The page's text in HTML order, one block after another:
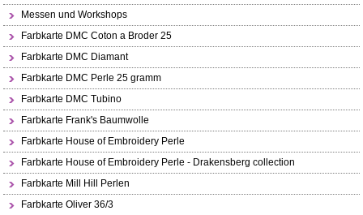
Messen und Workshops
Farbkarte DMC Coton a Broder 25
Farbkarte DMC Diamant
Farbkarte DMC Perle 25 gramm
Farbkarte DMC Tubino
Farbkarte Frank's Baumwolle
Farbkarte House of Embroidery Perle
Farbkarte House of Embroidery Perle - Drakensberg collection
Farbkarte Mill Hill Perlen
Farbkarte Oliver 36/3